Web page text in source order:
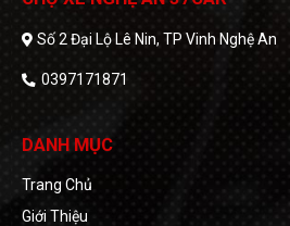
Số 2 Đại Lộ Lê Nin, TP Vinh Nghệ An
0397171871
DANH MỤC
Trang Chủ
Giới Thiệu